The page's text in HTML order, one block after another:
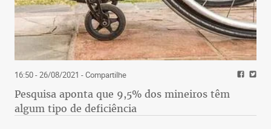
16:50 - 26/08/2021 - Compartilhe
Pesquisa aponta que 9,5% dos mineiros têm
algum tipo de deficiência